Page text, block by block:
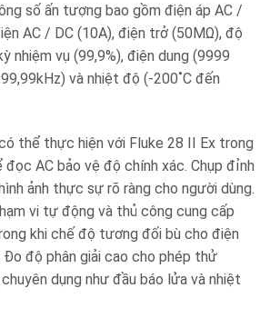
số ấn tượng bao gồm điện áp AC /
AC / DC (10A), điện trở (50MΩ), độ
nhiệm vụ (99,9%), điện dung (9999
và nhiệt độ (-200˚C đến
thể thực hiện với Fluke 28 II Ex trong
AC bảo vệ độ chính xác. Chụp đỉnh
ảnh thực sự rõ ràng cho người dùng.
vi tự động và thủ công cung cấp
khi chế độ tương đối bù cho điện
độ phân giải cao cho phép thử
dụng như đầu báo lửa và nhiệt